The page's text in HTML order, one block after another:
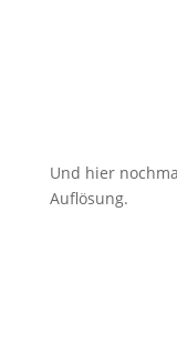
Und hier
Auflösung.